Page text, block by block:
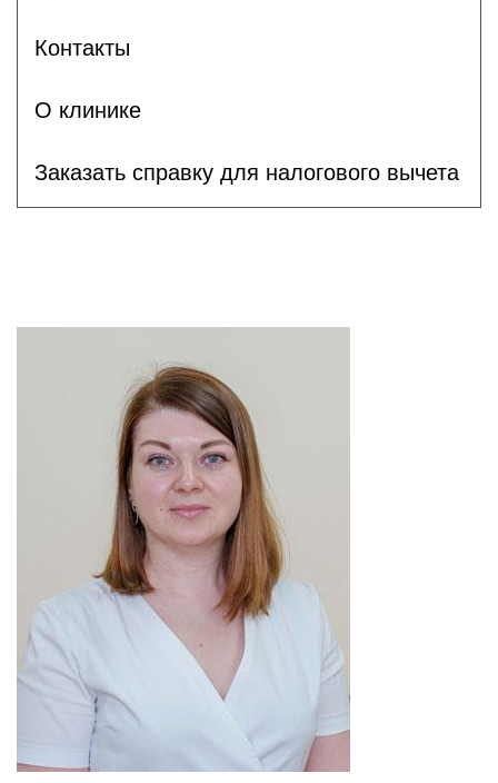
Контакты
О клинике
Заказать справку для налогового вычета